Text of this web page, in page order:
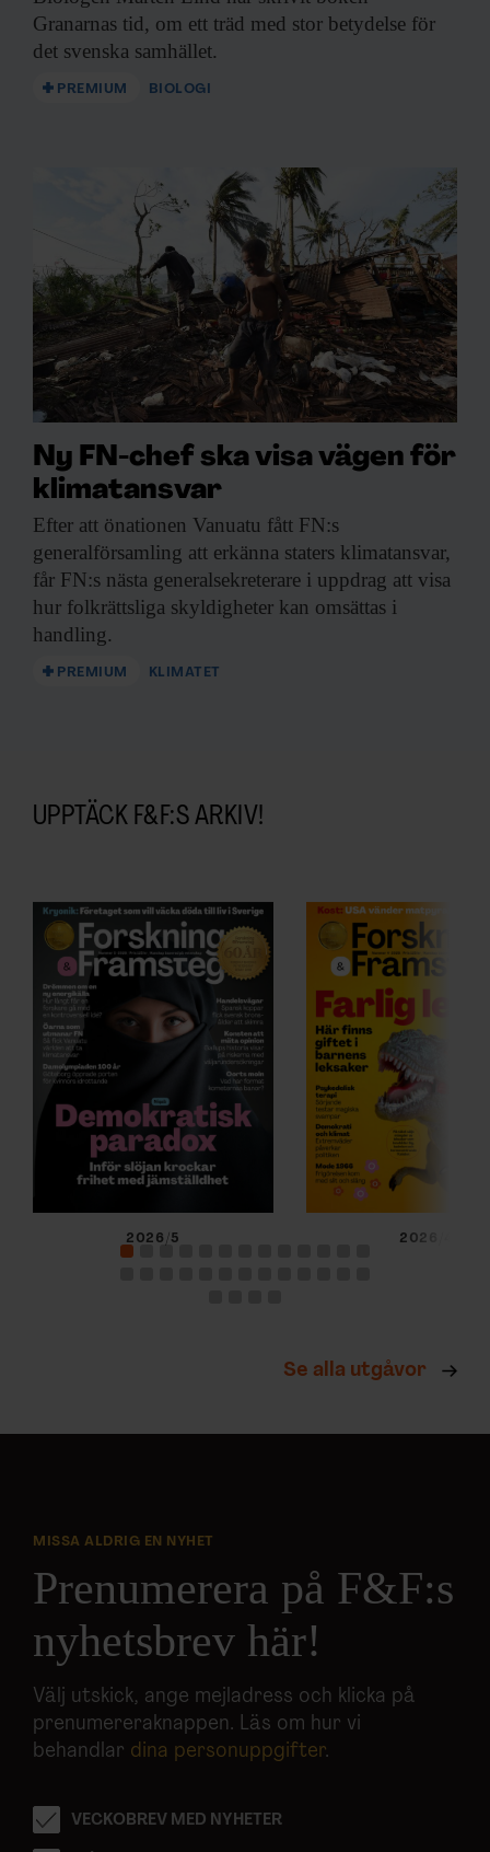
Granarnas tid, om ett träd med stor betydelse för
det svenska samhället.
PREMIUM BIOLOGI
Ny FN-chef ska visa vägen för
klimatansvar
Efter att önationen Vanuatu fått FN:s
generalförsamling att erkänna staters klimatansvar,
får FN:s nästa generalsekreterare i uppdrag att visa
hur folkrättsliga skyldigheter kan omsättas i
handling.
PREMIUM KLIMATET
UPPTÄCK F&F:S ARKIV!
2026/5 2026/4
Se alla utgåvor
MISSA ALDRIG EN NYHET
Prenumerera på F&F:s
nyhetsbrev här!
Välj utskick, ange mejladress och klicka på
prenumereraknappen. Läs om hur vi
behandlar dina personuppgifter.
VECKOBREV MED NYHETER